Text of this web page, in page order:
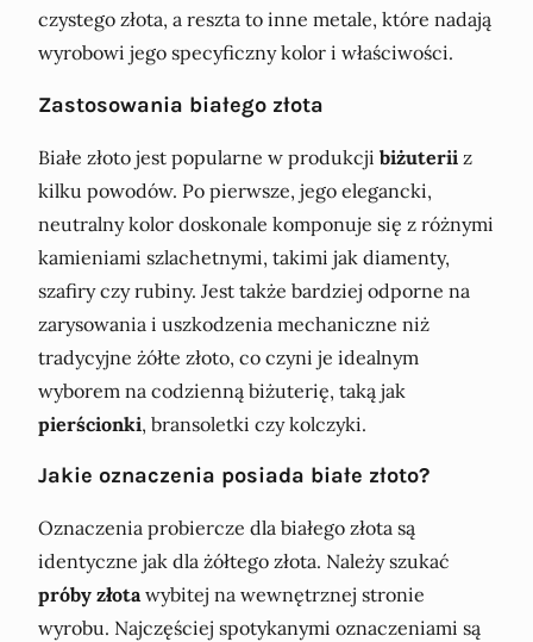
czystego złota, a reszta to inne metale, które nadają
wyrobowi jego specyficzny kolor i właściwości.
Zastosowania białego złota
Białe złoto jest popularne w produkcji biżuterii z
kilku powodów. Po pierwsze, jego elegancki,
neutralny kolor doskonale komponuje się z różnymi
kamieniami szlachetnymi, takimi jak diamenty,
szafiry czy rubiny. Jest także bardziej odporne na
zarysowania i uszkodzenia mechaniczne niż
tradycyjne żółte złoto, co czyni je idealnym
wyborem na codzienną biżuterię, taką jak
pierścionki, bransoletki czy kolczyki.
Jakie oznaczenia posiada białe złoto?
Oznaczenia probiercze dla białego złota są
identyczne jak dla żółtego złota. Należy szukać
próby złotawybitej na wewnętrznej stronie
wyrobu. Najczęściej spotykanymi oznaczeniami są